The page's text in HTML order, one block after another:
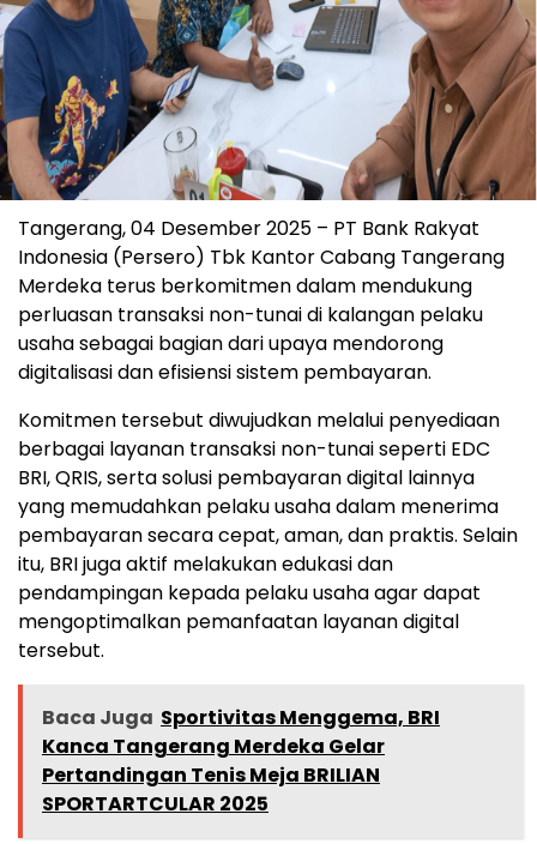
Tangerang, 04 Desember 2025 – PT Bank Rakyat
Indonesia (Persero) Tbk Kantor Cabang Tangerang
Merdeka terus berkomitmen dalam mendukung
perluasan transaksi non-tunai di kalangan pelaku
usaha sebagai bagian dari upaya mendorong
digitalisasi dan efisiensi sistem pembayaran.
Komitmen tersebut diwujudkan melalui penyediaan
berbagai layanan transaksi non-tunai seperti EDC
BRI, QRIS, serta solusi pembayaran digital lainnya
yang memudahkan pelaku usaha dalam menerima
pembayaran secara cepat, aman, dan praktis. Selain
itu, BRI juga aktif melakukan edukasi dan
pendampingan kepada pelaku usaha agar dapat
mengoptimalkan pemanfaatan layanan digital
tersebut.
Baca Juga Sportivitas Menggema, BRI
Kanca Tangerang Merdeka Gelar
Pertandingan Tenis Meja BRILIAN
SPORTARTCULAR 2025